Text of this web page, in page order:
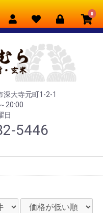
0
深大寺元町1-2-1
20:00
日
5446